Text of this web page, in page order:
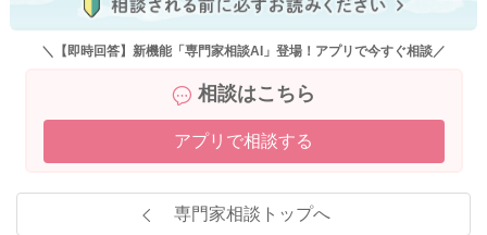
＼【即時回答】新機能「専門家相談AI」登場！アプリで今すぐ相談／
相談はこちら
アプリで相談する
専門家相談トップへ